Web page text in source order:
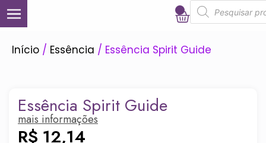
Início / Essência / Essência Spirit Guide
Essência Spirit Guide
mais informações
R$ 12,14